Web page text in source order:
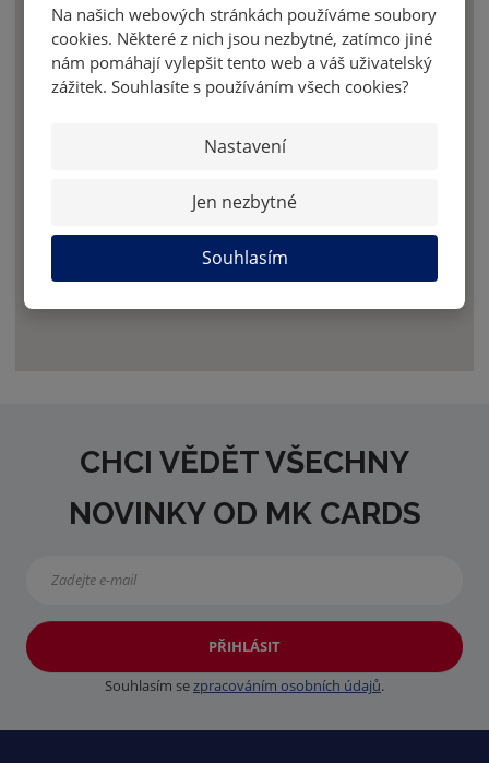
Na našich webových stránkách používáme soubory
cookies. Některé z nich jsou nezbytné, zatímco jiné
nám pomáhají vylepšit tento web a váš uživatelský
zážitek. Souhlasíte s používáním všech cookies?
Nastavení
Jen nezbytné
Souhlasím
CHCI VĚDĚT VŠECHNY
NOVINKY OD MK CARDS
PŘIHLÁSIT
Souhlasím sezpracováním osobních údajů.